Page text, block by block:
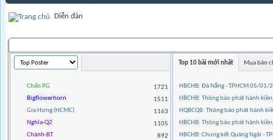
Diễn đàn
1721
Chấn PG
1511
Bigflowerhorn
1163
Gia Hưng (HCMC)
1105
Nghĩa-Q2
892
Chánh-BT
Top 10 bài mới nhất Mua bán
HBCHB: Đà Nẵng - TPHCM 05/01/
HBCHB: Thông báo phát hành
HQBCQ8: Thông báo phát hành
HBCHB: Thông báo phát hành
HBCHB: Chung kết Quảng Ngãi -